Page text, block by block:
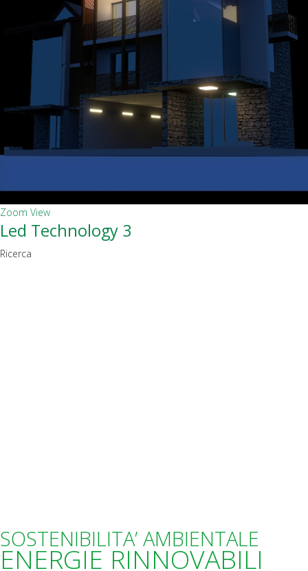
Zoom View
Led Technology 3
Ricerca
SOSTENIBILITA’ AMBIENTALE
ENERGIE RINNOVABILI